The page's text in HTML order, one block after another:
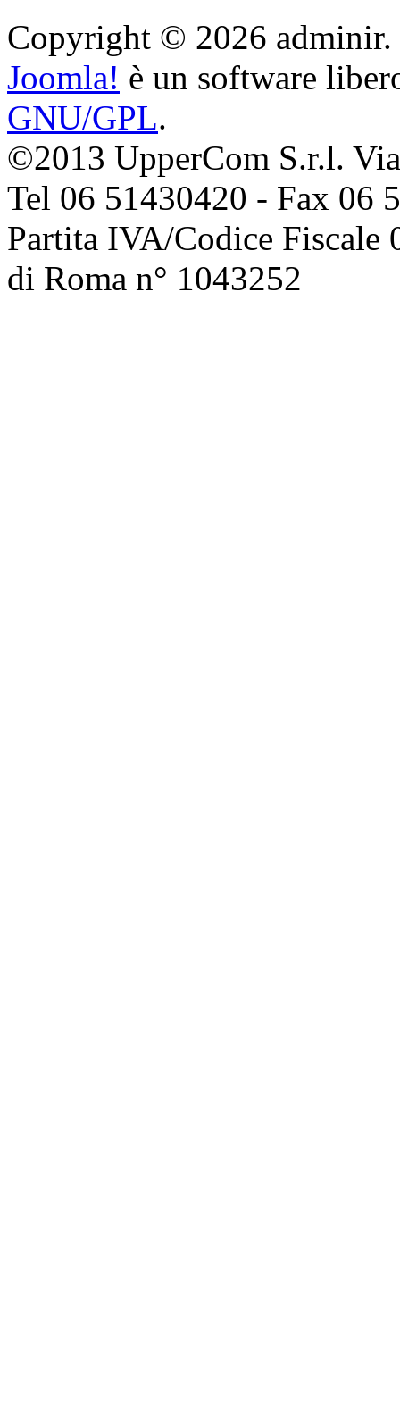
Copyright © 2026
Joomla! è un software
GNU/GPL.
©2013 UpperCom S.r.l.
Tel 06 51430420 - Fax 06
Partita IVA/Codice
di Roma n° 1043252